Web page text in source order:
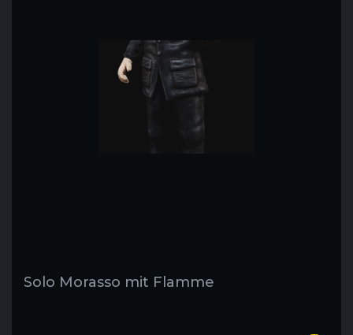
Solo Morasso mit Flamme